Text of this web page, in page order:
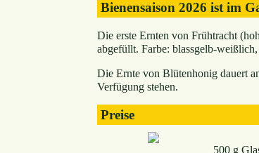
Bienensaison 2026 ist im
Die erste Ernten von Frühtracht
abgefüllt. Farbe: blassgelb-
Die Ernte von Blütenhonig dauert
Verfügung stehen.
Preise
500 g